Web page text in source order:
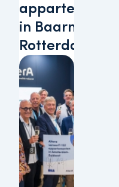
appartementen
in Baarn en
Rotterdam